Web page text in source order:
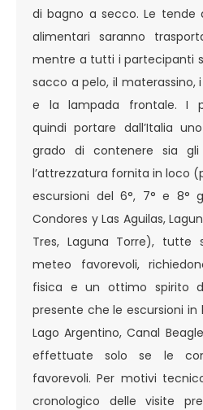
di bagno a secco. Le tende
alimentari saranno
mentre a tutti i partecipanti
sacco a pelo, il materassino,
e la lampada frontale. I
quindi portare dall’Italia
grado di contenere sia
l’attrezzatura fornita in loco
escursioni del 6°, 7° e 8°
Condores y Las Aguilas,
Tres, Laguna Torre), tutte
meteo favorevoli,
fisica e un ottimo spirito
presente che le escursioni in
Lago Argentino, Canal
effettuate solo se le
favorevoli. Per motivi
cronologico delle visite